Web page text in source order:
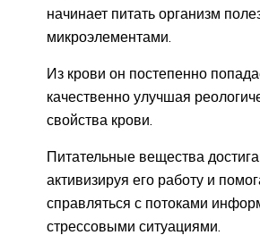
начинает питать организм
микроэлементами.
Из крови он постепенно
качественно улучшая
свойства крови.
Питательные вещества
активизируя его работу и
справляться с потоками
стрессовыми ситуациями.